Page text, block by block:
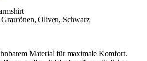
Grautönen, Oliven, Schwarz
Material für maximale Komfort.